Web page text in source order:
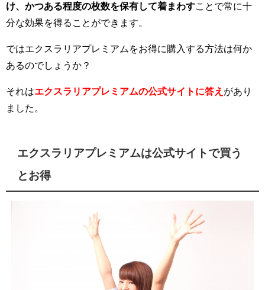
け、かつある程度の枚数を保有して着まわす ことで常に十
分な効果を得ることができます。
ではエクスラリアプレミアムをお得に購入する方法は何か
あるのでしょうか？
それはエクスラリアプレミアムの公式サイトに答え があり
ました。
エクスラリアプレミアムは公式サイトで買う
とお得